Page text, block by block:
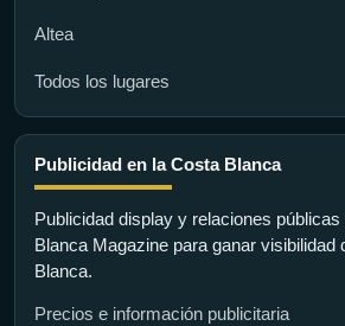
Altea
Todos los lugares
Publicidad en la Costa Blanca
Publicidad display y relaciones
Blanca Magazine para ganar visibilidad
Blanca.
Precios e información publicitaria